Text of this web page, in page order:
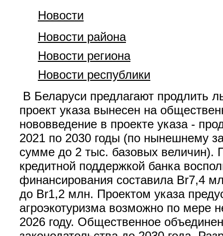
Новости
Новости района
Новости региона
Новости республики
В Беларуси предлагают продлить
проект указа вынесен на
нововведение в проекте указа -
2021 по 2030 годы (по нынешнему
сумме до 2 тыс. базовых величин).
кредитной поддержкой банка
финансирования составила Br7,4
до Br1,2 млн. Проектом указа
агроэкотуризма возможно по
2026 году. Общественное